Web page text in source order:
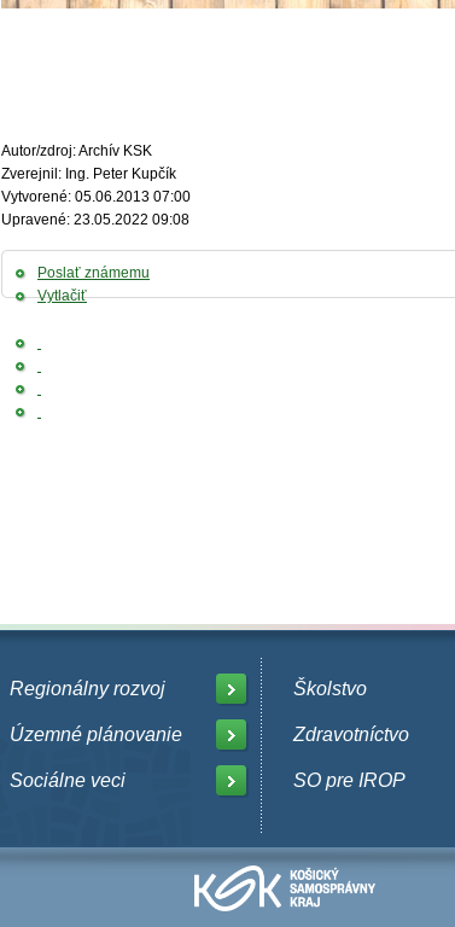
Autor/zdroj: Archív KSK
Zverejnil: Ing. Peter Kupčík
Vytvorené: 05.06.2013 07:00
Upravené: 23.05.2022 09:08
Poslať známemu
Vytlačiť
Regionálny rozvoj
Územné plánovanie
Sociálne veci
Školstvo
Zdravotníctvo
SO pre IROP